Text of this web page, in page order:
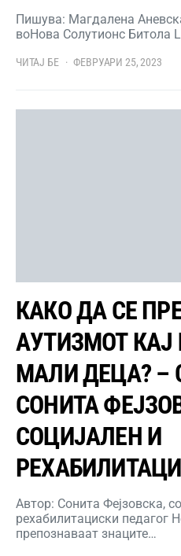
Пишува: Магдалена
воНова Солутионс Битола
ЧИТАЈ БЕ ФЕВРУАРИ 25, 2023
КАКО ДА СЕ
АУТИЗМОТ
МАЛИ ДЕЦА? –
СОНИТА
СОЦИЈАЛЕН И
Автор: Сонита Фејзовска,
рехабилитациски педагог
препознаваат знаците…